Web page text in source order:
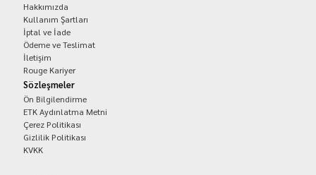
Hakkımızda
Kullanım Şartları
İptal ve İade
Ödeme ve Teslimat
İletişim
Rouge Kariyer
Sözleşmeler
Ön Bilgilendirme
ETK Aydınlatma Metni
Çerez Politikası
Gizlilik Politikası
KVKK